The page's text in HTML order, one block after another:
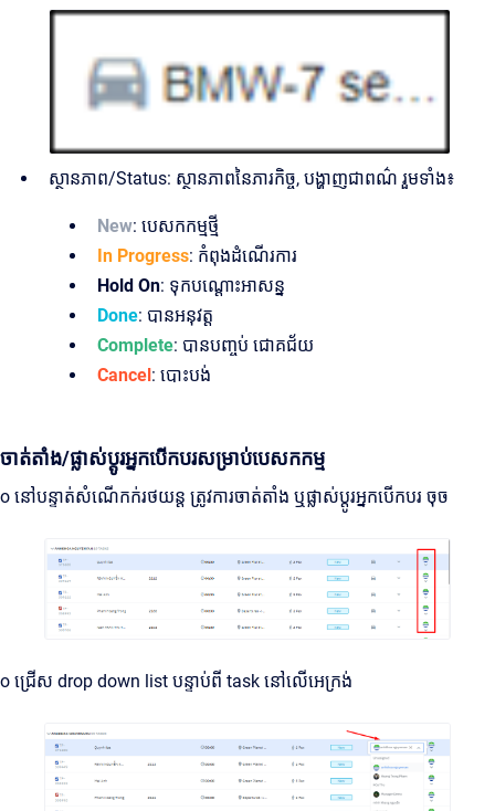
ស្ថានភាព/Status: ស្ថានភាពនៃភារកិច្ច, បង្ហាញជាពណ៌ រួមទាំង៖
New: បេសកកម្មថ្មី
In Progress: កំពុងដំណើរការ
Hold On: ទុកបណ្តោះអាសន្ន
Done: បានអនុវត្ត
Complete: បានបញ្ចប់​ ជោគជ័យ
Cancel: បោះបង់
ចាត់តាំង/ផ្លាស់ប្តូរអ្នកបើកបរសម្រាប់បេសកកម្ម
o នៅបន្ទាត់សំណើកក់រថយន្ត ត្រូវការចាត់តាំង ឬផ្លាស់ប្តូរអ្នកបើកបរ ចុច
o ជ្រើស drop down list បន្ទាប់ពី task នៅលើអេក្រង់